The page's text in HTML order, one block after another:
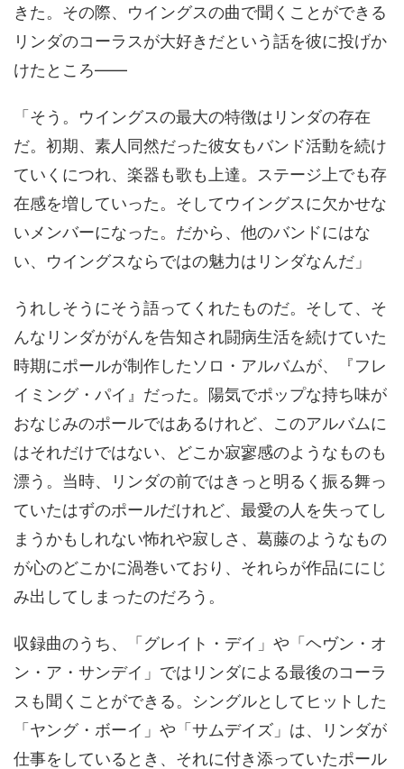
きた。その際、ウイングスの曲で聞くことができる
リンダのコーラスが大好きだという話を彼に投げか
けたところ——
「そう。ウイングスの最大の特徴はリンダの存在
だ。初期、素人同然だった彼女もバンド活動を続け
ていくにつれ、楽器も歌も上達。ステージ上でも存
在感を増していった。そしてウイングスに欠かせな
いメンバーになった。だから、他のバンドにはな
い、ウイングスならではの魅力はリンダなんだ」
うれしそうにそう語ってくれたものだ。そして、そ
んなリンダががんを告知され闘病生活を続けていた
時期にポールが制作したソロ・アルバムが、『フレ
イミング・パイ』だった。陽気でポップな持ち味が
おなじみのポールではあるけれど、このアルバムに
はそれだけではない、どこか寂寥感のようなものも
漂う。当時、リンダの前ではきっと明るく振る舞っ
ていたはずのポールだけれど、最愛の人を失ってし
まうかもしれない怖れや寂しさ、葛藤のようなもの
が心のどこかに渦巻いており、それらが作品ににじ
み出してしまったのだろう。
収録曲のうち、「グレイト・デイ」や「ヘヴン・オ
ン・ア・サンデイ」ではリンダによる最後のコーラ
スも聞くことができる。シングルとしてヒットした
「ヤング・ボーイ」や「サムデイズ」は、リンダが
仕事をしているとき、それに付き添っていたポール